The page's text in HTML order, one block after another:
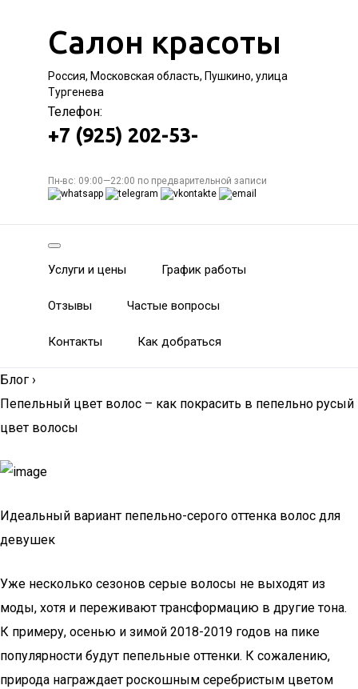
Салон красоты
Россия, Московская область, Пушкино, улица
Тургенева
Телефон:
+7 (925) 202-53-
Пн-вс: 09:00—22:00 по предварительной записи
Услуги и цены График работы
Отзывы Частые вопросы
Контакты Как добраться
Блог ›
Пепельный цвет волос – как покрасить в пепельно русый
цвет волосы
Идеальный вариант пепельно-серого оттенка волос для
девушек
Уже несколько сезонов серые волосы не выходят из
моды, хотя и переживают трансформацию в другие тона.
К примеру, осенью и зимой 2018-2019 годов на пике
популярности будут пепельные оттенки. К сожалению,
природа награждает роскошным серебристым цветом